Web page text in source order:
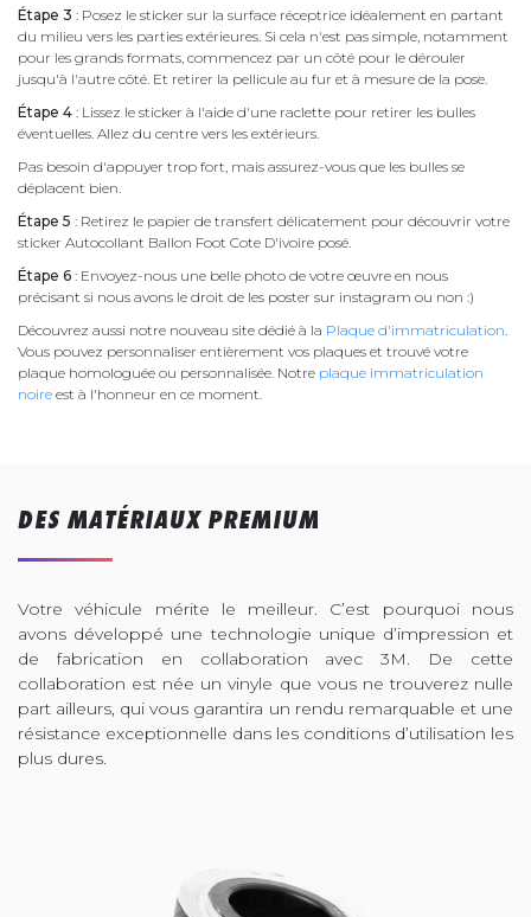
Étape 3 : Posez le sticker sur la surface réceptrice idéalement en partant
du milieu vers les parties extérieures. Si cela n'est pas simple, notamment
pour les grands formats, commencez par un côté pour le dérouler
jusqu'à l'autre côté. Et retirer la pellicule au fur et à mesure de la pose.
Étape 4 : Lissez le sticker à l'aide d'une raclette pour retirer les bulles
éventuelles. Allez du centre vers les extérieurs.
Pas besoin d'appuyer trop fort, mais assurez-vous que les bulles se
déplacent bien.
Étape 5 : Retirez le papier de transfert délicatement pour découvrir votre
sticker Autocollant Ballon Foot Cote D'ivoire posé.
Étape 6 : Envoyez-nous une belle photo de votre œuvre en nous
précisant si nous avons le droit de les poster sur instagram ou non :)
Découvrez aussi notre nouveau site dédié à la Plaque d'immatriculation.
Vous pouvez personnaliser entièrement vos plaques et trouvé votre
plaque homologuée ou personnalisée. Notre plaque immatriculation
noire est à l'honneur en ce moment.
DES MATÉRIAUX PREMIUM
Votre véhicule mérite le meilleur. C’est pourquoi nous
avons développé une technologie unique d’impression et
de fabrication en collaboration avec 3M. De cette
collaboration est née un vinyle que vous ne trouverez nulle
part ailleurs, qui vous garantira un rendu remarquable et une
résistance exceptionnelle dans les conditions d’utilisation les
plus dures.